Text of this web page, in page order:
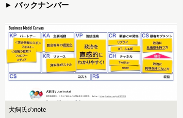
バックナンバー
犬飼氏のnote